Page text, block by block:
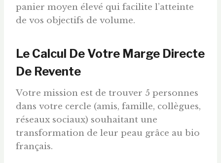
panier moyen élevé qui facilite l’atteinte
de vos objectifs de volume.
Le Calcul De Votre Marge Directe
De Revente
Votre mission est de trouver 5 personnes
dans votre cercle (amis, famille, collègues,
réseaux sociaux) souhaitant une
transformation de leur peau grâce au bio
français.